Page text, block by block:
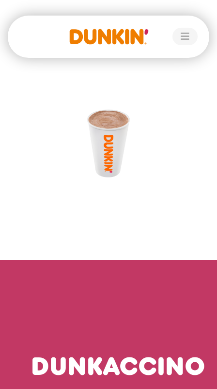
DUNKACCINO